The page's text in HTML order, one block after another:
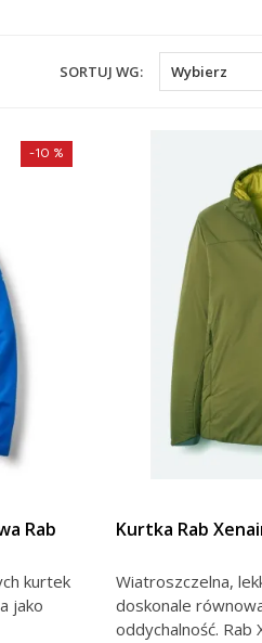
SORTUJ WG: Wybierz
Rab
kurtek
jako
-10 %
Kurtka Rab
Wiatroszczelna,
doskonale
oddychalność. Rab